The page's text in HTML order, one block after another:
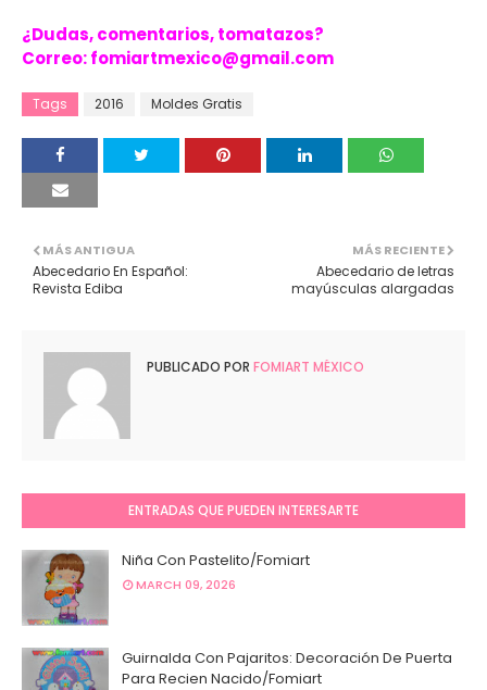
¿Dudas, comentarios, tomatazos?
Correo: fomiartmexico@gmail.com
Tags 2016 Moldes Gratis
MÁS RECIENTE
Abecedario de letras
mayúsculas alargadas
MÁS ANTIGUA
Abecedario En Español:
Revista Ediba
PUBLICADO POR FOMIART MÉXICO
ENTRADAS QUE PUEDEN INTERESARTE
Niña Con Pastelito/Fomiart
MARCH 09, 2026
Guirnalda Con Pajaritos: Decoración De Puerta
Para Recien Nacido/Fomiart